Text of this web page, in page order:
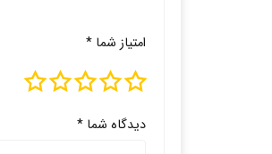
امتیاز شما *
دیدگاه شما *